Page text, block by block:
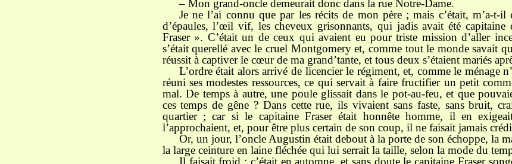
– Mon grand-oncle demeurait donc dans la rue Notre-Dame.
Je ne l’ai connu que par les récits de mon père ; mais c’était, m’a-t-
d’épaules, l’œil vif, les cheveux grisonnants, qui jadis avait été capitaine
Fraser ». C’était un de ceux qui avaient eu pour triste mission d’aller
s’était querellé avec le cruel Montgomery et, comme tout le monde savait
réussit à captiver le cœur de ma grand’tante, et tous deux s’étaient mariés
L’ordre était alors arrivé de licencier le régiment, et, comme le ménage
réuni ses modestes ressources, ce qui servait à faire fructifier un petit
mal. De temps à autre, une poule glissait dans le pot-au-feu, et que
ces temps de gêne ? Dans cette rue, ils vivaient sans faste, sans bruit,
quartier ; car si le capitaine Fraser était honnête homme, il en
l’approchaient, et, pour être plus certain de son coup, il ne faisait jamais
Or, un jour, l’oncle Augustin était debout à la porte de son échoppe, la
la large ceinture en laine fléchée qui lui serrait la taille, selon la mode du
Il faisait froid ; c’était en automne, et sans doute le capitaine Fraser